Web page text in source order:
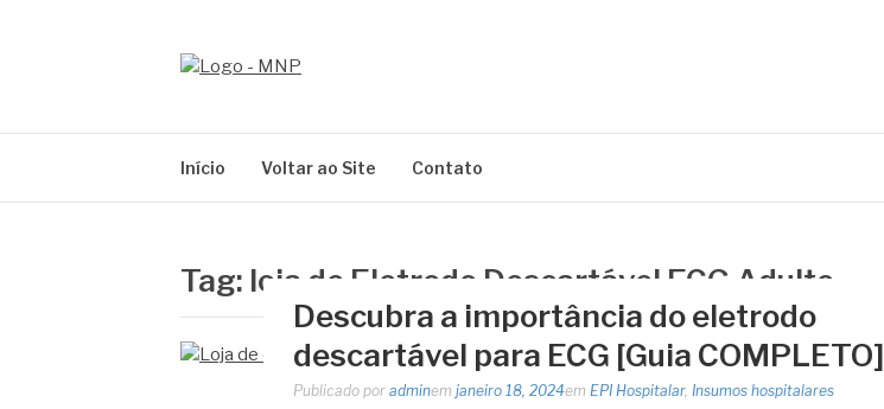
Início Voltar ao Site Contato
Tag: loja de Eletrodo Descartável ECG Adulto
Descubra a importância do eletrodo
descartável para ECG [Guia COMPLETO]
Publicado por adminem janeiro 18, 2024em EPI Hospitalar, Insumos hospitalares